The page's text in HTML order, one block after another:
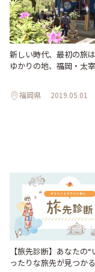
新しい時代、最初の旅は
ゆかりの地、福岡・太
福岡県 2019.05.01
【旅先診断】あなたの
ったりな旅先が見つか